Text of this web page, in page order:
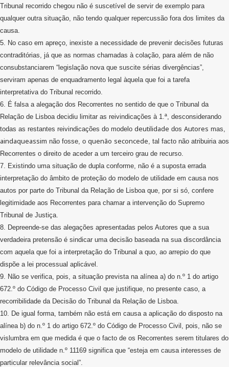
Tribunal recorrido chegou não é suscetível de servir de exemplo para
qualquer outra situação, não tendo qualquer repercussão fora dos limites da
causa.
5. No caso em apreço, inexiste a necessidade de prevenir decisões futuras
contraditórias, já que as normas chamadas à colação, para além de não
consubstanciarem “legislação nova que suscite sérias divergências”,
serviram apenas de enquadramento legal àquela que foi a tarefa
interpretativa do Tribunal recorrido.
6. É falsa a alegação dos Recorrentes no sentido de que o Tribunal da
Relação de Lisboa decidiu limitar as reivindicações à 1.ª, desconsiderando
todas as restantes reivindicações do modelo deutilidade dos Autores mas,
aindaqueassim não fosse, o quenão seconcede, tal facto não atribuiria aos
Recorrentes o direito de aceder a um terceiro grau de recurso.
7. Existindo uma situação de dupla conforme, não é a suposta errada
interpretação do âmbito de proteção do modelo de utilidade em causa nos
autos por parte do Tribunal da Relação de Lisboa que, por si só, confere
legitimidade aos Recorrentes para chamar a intervenção do Supremo
Tribunal de Justiça.
8. Depreende-se das alegações apresentadas pelos Autores que a sua
verdadeira pretensão é sindicar uma decisão baseada na sua discordância
com aquela que foi a interpretação do Tribunal a quo, ao arrepio do que
dispõe a lei processual aplicável.
9. Não se verifica, pois, a situação prevista na alínea a) do n.º 1 do artigo
672.º do Código de Processo Civil que justifique, no presente caso, a
recorribilidade da Decisão do Tribunal da Relação de Lisboa.
10. De igual forma, também não está em causa a aplicação do disposto na
alínea b) do n.º 1 do artigo 672.º do Código de Processo Civil, pois, não se
vislumbra em que medida é que o facto de os Recorrentes serem titulares do
modelo de utilidade n.º 11169 significa que “esteja em causa interesses de
particular relevância social”.